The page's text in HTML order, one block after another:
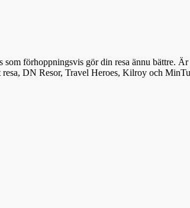
som förhoppningsvis gör din resa ännu bättre.
DN Resor, Travel Heroes, Kilroy och